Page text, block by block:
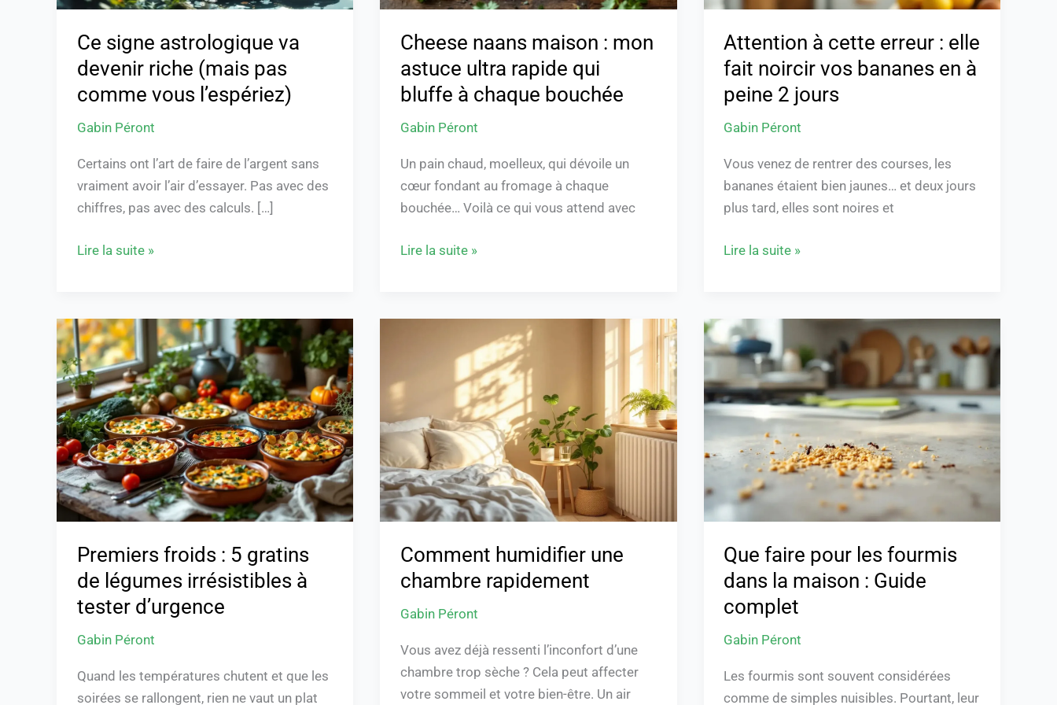
Ce signe astrologique va
devenir riche (mais pas
comme vous l’espériez)
Gabin Péront
Certains ont l’art de faire de l’argent sans
vraiment avoir l’air d’essayer. Pas avec des
chiffres, pas avec des calculs. […]
l’espériez)
Lire la suite »
Cheese naans maison : mon
astuce ultra rapide qui
bluffe à chaque bouchée
Gabin Péront
Un pain chaud, moelleux, qui dévoile un
cœur fondant au fromage à chaque
bouchée… Voilà ce qui vous attend avec
à
chaque
Lire la suite »
Attention à cette erreur : elle
fait noircir vos bananes en à
peine 2 jours
Gabin Péront
Vous venez de rentrer des courses, les
bananes étaient bien jaunes… et deux jours
plus tard, elles sont noires et
en
à
2
jours
Lire la suite »
Premiers froids : 5 gratins
de légumes irrésistibles à
tester d’urgence
Gabin Péront
Quand les températures chutent et que les
soirées se rallongent, rien ne vaut un plat
Premiers
froids
:
5
gratins
de
légumes
irrésistibles
à
tester
d’urgence
Comment humidifier une
chambre rapidement
Gabin Péront
Vous avez déjà ressenti l’inconfort d’une
chambre trop sèche ? Cela peut affecter
votre sommeil et votre bien-être. Un air
chambre
rapidement
Que faire pour les fourmis
dans la maison : Guide
complet
Gabin Péront
Les fourmis sont souvent considérées
comme de simples nuisibles. Pourtant, leur
Que
faire
pour
les
fourmis
dans
la
maison
:
Guide
complet